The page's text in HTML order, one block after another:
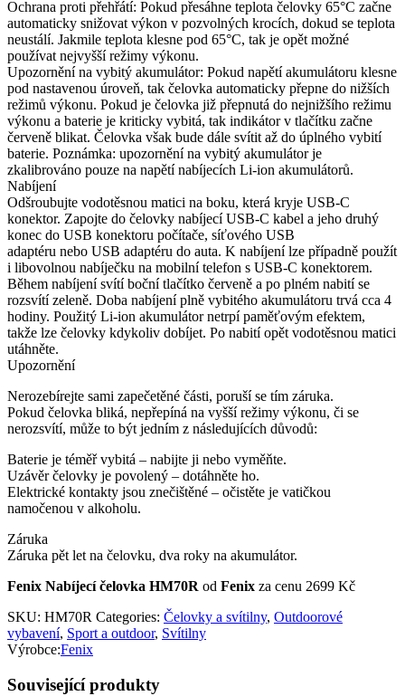
Ochrana proti přehřátí: Pokud přesáhne teplota čelovky 65°C začne
automaticky snižovat výkon v pozvolných krocích, dokud se teplota
neustálí. Jakmile teplota klesne pod 65°C, tak je opět možné
používat nejvyšší režimy výkonu.
Upozornění na vybitý akumulátor: Pokud napětí akumulátoru klesne
pod nastavenou úroveň, tak čelovka automaticky přepne do nižších
režimů výkonu. Pokud je čelovka již přepnutá do nejnižšího režimu
výkonu a baterie je kriticky vybitá, tak indikátor v tlačítku začne
červeně blikat. Čelovka však bude dále svítit až do úplného vybití
baterie. Poznámka: upozornění na vybitý akumulátor je
zkalibrováno pouze na napětí nabíjecích Li-ion akumulátorů.
Nabíjení
Odšroubujte vodotěsnou matici na boku, která kryje USB-C
konektor. Zapojte do čelovky nabíjecí USB-C kabel a jeho druhý
konec do USB konektoru počítače, síťového USB
adaptéru nebo USB adaptéru do auta. K nabíjení lze případně použít
i libovolnou nabíječku na mobilní telefon s USB-C konektorem.
Během nabíjení svítí boční tlačítko červeně a po plném nabití se
rozsvítí zeleně. Doba nabíjení plně vybitého akumulátoru trvá cca 4
hodiny. Použitý Li-ion akumulátor netrpí paměťovým efektem,
takže lze čelovky kdykoliv dobíjet. Po nabití opět vodotěsnou matici
utáhněte.
Upozornění
Nerozebírejte sami zapečetěné části, poruší se tím záruka.
Pokud čelovka bliká, nepřepíná na vyšší režimy výkonu, či se
nerozsvítí, může to být jedním z následujících důvodů:
Baterie je téměř vybitá – nabijte ji nebo vyměňte.
Uzávěr čelovky je povolený – dotáhněte ho.
Elektrické kontakty jsou znečištěné – očistěte je vatičkou
namočenou v alkoholu.
Záruka
Záruka pět let na čelovku, dva roky na akumulátor.
Fenix Nabíjecí čelovka HM70R od Fenix za cenu 2699 Kč
SKU: HM70R Categories: Čelovky a svítilny, Outdoorové
vybavení, Sport a outdoor, Svítilny
Výrobce:Fenix
Související produkty